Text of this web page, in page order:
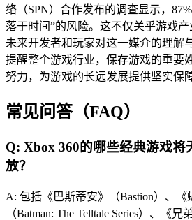
络（SPN）合作发布的调查显示，
落于时间”的风险。这不仅关乎游戏
未来开发者和玩家对这一媒介的理解
提醒整个游戏行业，保存游戏的重要
努力，为游戏的长远发展提供坚实保障
常见问答（FAQ）
Q: Xbox 360的哪些经典游戏将
放？
A: 包括《巴斯蒂安》（Bastion）、《
（Batman: The Telltale Series）、《兄